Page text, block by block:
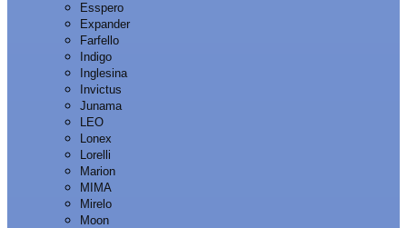
Esspero
Expander
Farfello
Indigo
Inglesina
Invictus
Junama
LEO
Lonex
Lorelli
Marion
MIMA
Mirelo
Moon